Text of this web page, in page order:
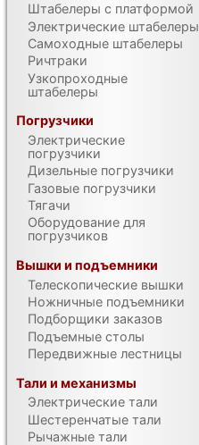
Штабелеры с платформой
Электрические штабелеры
Самоходные штабелеры
Ричтраки
Узкопроходные
штабелеры
Погрузчики
Электрические
погрузчики
Дизельные погрузчики
Газовые погрузчики
Тягачи
Оборудование для
погрузчиков
Вышки и подъемники
Телескопические вышки
Ножничные подъемники
Подборщики заказов
Подъемные столы
Передвижные лестницы
Тали и механизмы
Электрические тали
Шестеренчатые тали
Рычажные тали